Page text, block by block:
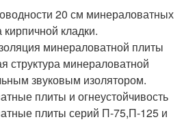
20 см минераловатных
кладки.
минераловатной плиты
структура минераловатной
звуковым изолятором.
плиты и огнеустойчивость
плиты серий П-75,П-125 и